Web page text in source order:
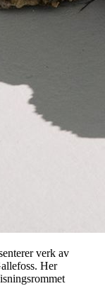
verk av
Her